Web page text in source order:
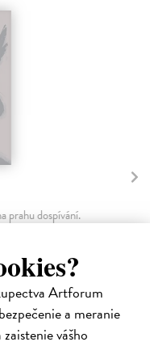
Artforum
a meranie
vášho
prahu dospívání.